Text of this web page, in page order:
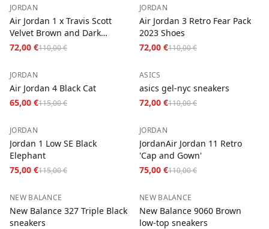
−35%
JORDAN
Air Jordan 1 x Travis Scott
Velvet Brown and Dark
Mocha
72,00 €110,00 €
−35%
JORDAN
Air Jordan 3 Retro Fear Pack
2023 Shoes
72,00 €110,00 €
−43%
JORDAN
Air Jordan 4 Black Cat
65,00 €115,00 €
−35
ASICS
asics gel-nyc sneakers
72,00 €110,00 €
−35%
JORDAN
Jordan 1 Low SE Black
Elephant
75,00 €115,00 €
−32%
JORDAN
JordanAir Jordan 11 Retro
'Cap and Gown'
75,00 €110,00 €
−41%
NEW BALANCE
New Balance 327 Triple Black
sneakers
−41%
NEW BALANCE
New Balance 9060 Brown
low-top sneakers